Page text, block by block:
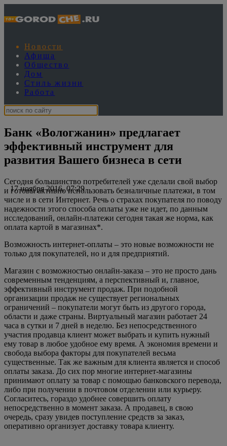
Новости
Афиша
Общество
Дом
Стиль жизни
Работа
Банк «Вологжанин» предлагает
эффективный инструмент для
развития Вашего бизнеса в сети
17 ноября 2016, 07:29
Сегодня большинство потребителей уже сделали свой выбор
и готовы активно использовать безналичные платежи, в том
числе и в сети Интернет. Речь о страхах покупателя по поводу
надежности этого способа оплаты уже не идет, по данным
исследований, онлайн-платежи сегодня такая же норма, как
оплата картой в магазинах*.
Возможность интернет-оплаты – это новые возможности не
только для покупателей, но и для предприятий.
Магазин с возможностью онлайн-заказа – это не просто дань
современным тенденциям, а перспективный и, главное,
эффективный инструмент продаж. При подобной
организации продаж не существует региональных
ограничений – покупатели могут быть из другого города,
области и даже страны. Виртуальный магазин работает 24
часа в сутки и 7 дней в неделю. Без непосредственного
участия продавца клиент может выбрать и купить нужный
ему товар в любое удобное ему время. А экономия времени и
свобода выбора факторы для покупателей весьма
существенные. Так же важным для клиента является и способ
оплаты заказа. До сих пор многие интернет-магазины
принимают оплату за товар с помощью банковского перевода,
либо при получении в почтовом отделении или курьеру.
Согласитесь, гораздо удобнее совершить оплату
непосредственно в момент заказа. А продавец, в свою
очередь, сразу увидев поступление средств за заказ,
оперативно организует доставку товара клиенту.